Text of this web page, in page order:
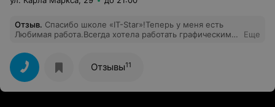
Отзыв. Спасибо школе «IT-Star»!Теперь у меня есть
Любимая работа.Всегда хотела работать графическим
для полного комплекта.Нашла в интернете отзывы о
школе,позвонила,меня
проконсультировали.Записалась.И очень этим
довольна!!!Занятия проходили очень интересно!Много
практики!Преподаватель отвечал на все поставленные
Еще
Отзывы11